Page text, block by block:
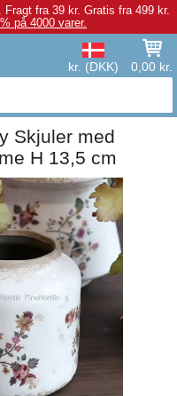
Fragt fra 39 kr. Gratis fra 499 kr.
på 4000 varer.
kr. (DKK) 0,00 kr.
Skjuler med
H 13,5 cm